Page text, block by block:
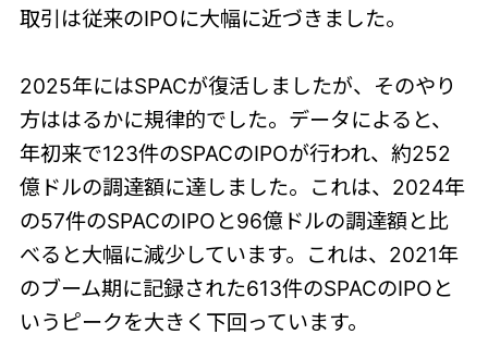
取引は従来のIPOに大幅に近づきました。
2025年にはSPACが復活しましたが、そのやり
方ははるかに規律的でした。データによると、
年初来で123件のSPACのIPOが行われ、約252
億ドルの調達額に達しました。これは、2024年
の57件のSPACのIPOと96億ドルの調達額と比
べると大幅に減少しています。これは、2021年
のブーム期に記録された613件のSPACのIPOと
いうピークを大きく下回っています。